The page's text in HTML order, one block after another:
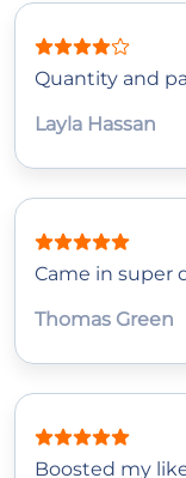
Quantity and
Layla Hassan
Came in super
Thomas Green
Boosted my